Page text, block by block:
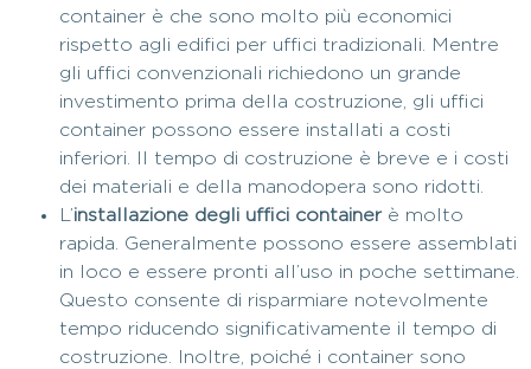
container è che sono molto più economici
rispetto agli edifici per uffici tradizionali. Mentre
gli uffici convenzionali richiedono un grande
investimento prima della costruzione, gli uffici
container possono essere installati a costi
inferiori. Il tempo di costruzione è breve e i costi
dei materiali e della manodopera sono ridotti.
L’installazione degli uffici containerè molto
rapida. Generalmente possono essere assemblati
in loco e essere pronti all’uso in poche settimane.
Questo consente di risparmiare notevolmente
tempo riducendo significativamente il tempo di
costruzione. Inoltre, poiché i container sono